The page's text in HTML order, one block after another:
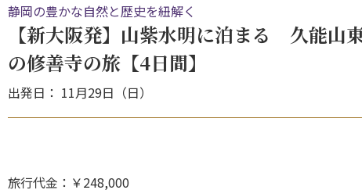
静岡の豊かな自然と歴史を紐解く
【新大阪発】山紫水明に泊まる 久能山
の修善寺の旅【4日間】
出発日： 11月29日（日）
旅行代金：￥248,000